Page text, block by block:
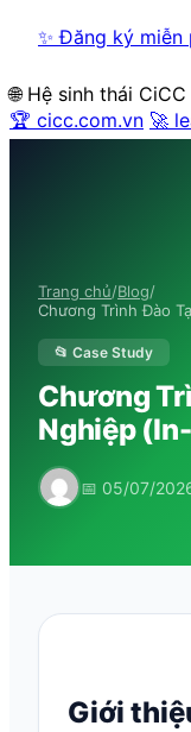
✨ Đăng ký miễn
🌐 Hệ sinh thái CiCC
🏆 cicc.com.vn 🚀
Trang chủ/Blog/
Chương Trình Đào
📂 Case Study
Chương
Nghiệp
📅 05/07/
Giới